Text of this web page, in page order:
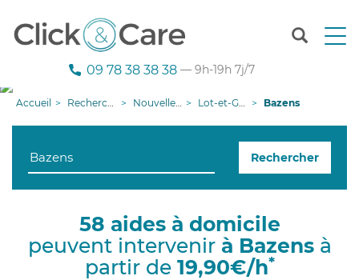
T
n
g
09 78 38 38 38 — 9h-19h 7j/7
Accueil Recherche aide à domicile Nouvelle-Aquitaine Lot-et-Garonne Bazens
Rechercher
58 aides à domicile
peuvent intervenir à Bazensà
partir de 19,90€/h*